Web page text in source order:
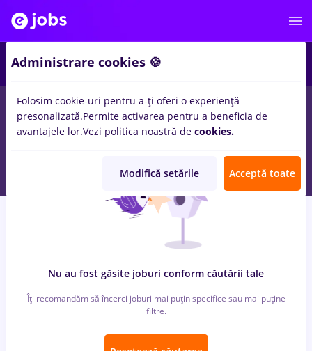
locuri de muncacu salarii dm, Part timein Timisoara
StudentinConstructii / Instalatii, Medicina / Sanatate
Nu au fost găsite joburi conform căutării tale
Îți recomandăm să încerci joburi mai puțin specifice sau mai puține
filtre.
Administrare cookies 🍪
Folosim cookie-uri pentru a-ți oferi o experiență
presonalizată.Permite activarea pentru a beneficia de
avantajele lor.Vezi politica noastră de cookies.
Modifică setările Acceptă toate